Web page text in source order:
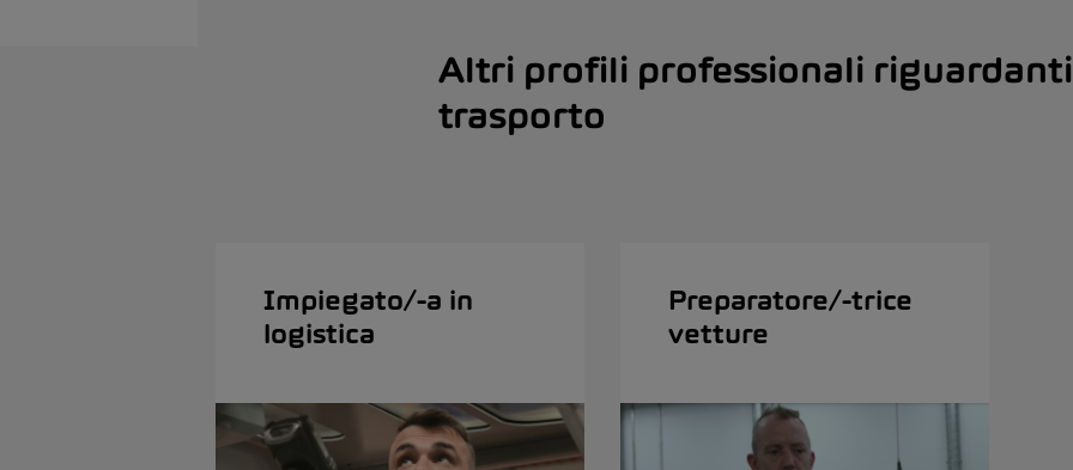
Altri profili professionali
trasporto
Impiegato/-a in
logistica
Preparatore/-trice
vetture